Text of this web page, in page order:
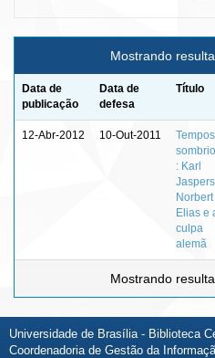
Mostrando
Data de
publicação
Data de
defesa
Título
12-Abr-2012 10-Out-2011
Tempos
: Karl
Jaspers,
Norbert
Elias e
culpa
alemã
Mostrando
Universidade de Brasília - Biblioteca
Coordenadoria de Gestão da